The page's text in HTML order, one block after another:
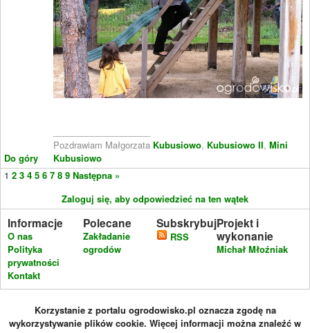
Do góry
Pozdrawiam Małgorzata Kubusiowo, Kubusiowo II, Mini
Kubusiowo
1 2 3 4 5 6 7 8 9 Następna »
Zaloguj się, aby odpowiedzieć na ten wątek
Informacje
O nas
Polityka
prywatności
Kontakt
Polecane
Zakładanie
ogrodów
Subskrybuj
RSS
Projekt i
wykonanie
Michał Młoźniak
Korzystanie z portalu ogrodowisko.pl oznacza zgodę na
wykorzystywanie plików cookie. Więcej informacji można znaleźć w